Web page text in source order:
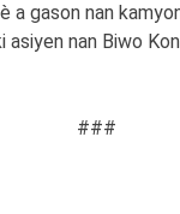
gason nan
nan Biwo
###